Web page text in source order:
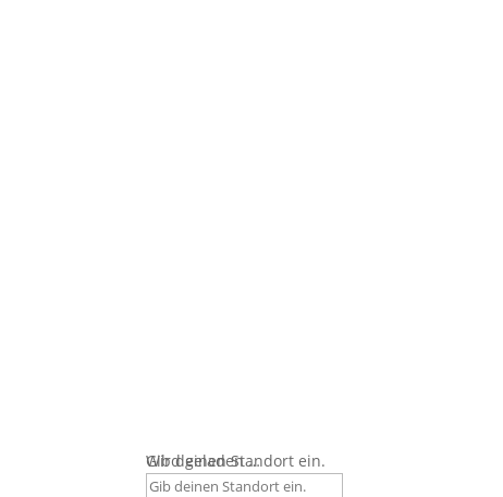
Wird geladen …
Gib deinen Standort ein.